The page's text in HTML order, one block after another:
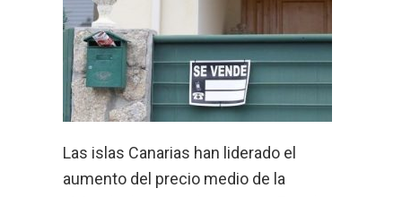
Las islas Canarias han liderado el
aumento del precio medio de la